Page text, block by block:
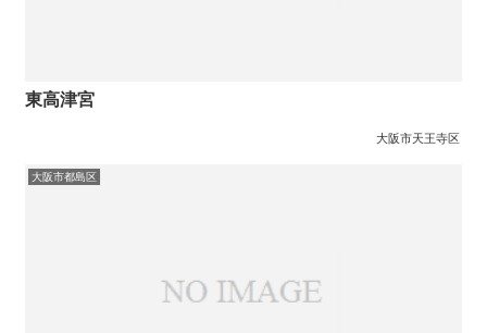
東高津宮
大阪市天王寺区
大阪市都島区